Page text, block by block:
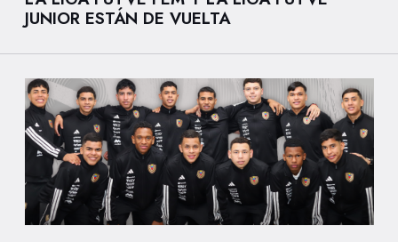
JUNIOR ESTÁN DE VUELTA